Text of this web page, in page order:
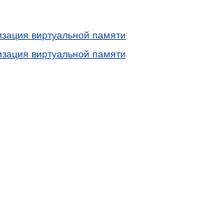
виртуальной памяти
виртуальной памяти